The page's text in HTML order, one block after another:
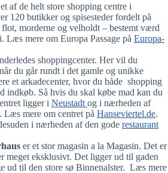
af de helt store shopping centre i
120 butikker og spisesteder fordelt på
flot, morderne og velholdt – bestemt værd
Læs mere om Europa Passage på Europa-
shoppingcenter. Her vil du
du går rundt i det gamle og unikke
et arkadecenter, hvor du både shopping
indkøb. Så hvis du skal købe mad kan du
ligger i Neustadt og i nærheden af
Læs mere om centret på Hanseviertel.de.
i nærheden af den gode restaurant
er et stor magasin a la Magasin. Det er
meget eksklusivt. Det ligger ud til gaden
ud til den store sø Binnenalster. Læs mere